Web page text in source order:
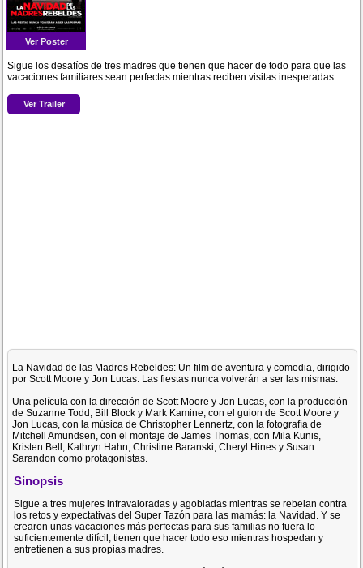
Ver Poster
Sigue los desafíos de tres madres que tienen que hacer de todo para que las
vacaciones familiares sean perfectas mientras reciben visitas inesperadas.
Ver Trailer
La Navidad de las Madres Rebeldes: Un film de aventura y comedia, dirigido
por Scott Moore y Jon Lucas. Las fiestas nunca volverán a ser las mismas.
Una película con la dirección de Scott Moore y Jon Lucas, con la producción
de Suzanne Todd, Bill Block y Mark Kamine, con el guion de Scott Moore y
Jon Lucas, con la música de Christopher Lennertz, con la fotografía de
Mitchell Amundsen, con el montaje de James Thomas, con Mila Kunis,
Kristen Bell, Kathryn Hahn, Christine Baranski, Cheryl Hines y Susan
Sarandon como protagonistas.
Sinopsis
Sigue a tres mujeres infravaloradas y agobiadas mientras se rebelan contra
los retos y expectativas del Super Tazón para las mamás: la Navidad. Y se
crearon unas vacaciones más perfectas para sus familias no fuera lo
suficientemente difícil, tienen que hacer todo eso mientras hospedan y
entretienen a sus propias madres.